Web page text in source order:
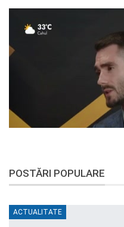
POSTĂRI POPULARE
ACTUALITATE